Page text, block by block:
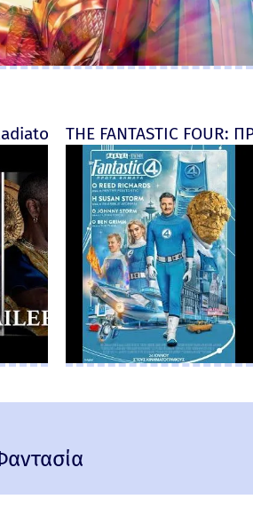
II) -
THE FANTASTIC